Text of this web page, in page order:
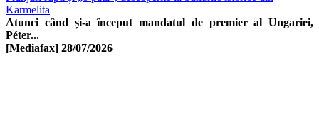
Karmelita
Atunci când și-a început mandatul de premier al Ungariei,
Péter...
[Mediafax] 28/07/2026